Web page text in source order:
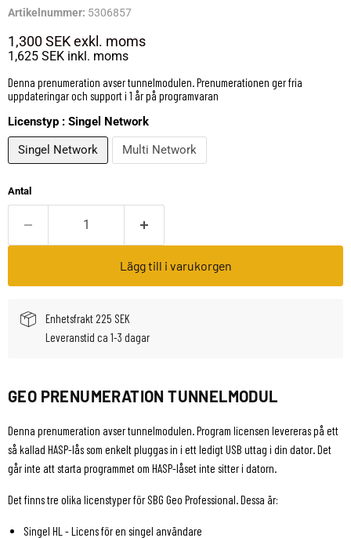
Artikelnummer: 5306857
1,300 SEKexkl. moms
1,625 SEK inkl. moms
Denna prenumeration avser tunnelmodulen. Prenumerationen ger fria
uppdateringar och support i 1 år på programvaran
Licenstyp : Singel Network
Singel Network
Multi Network
Antal
Lägg till i varukorgen
Enhetsfrakt 225 SEK
Leveranstid ca 1-3 dagar
GEO PRENUMERATION TUNNELMODUL
Denna prenumeration avser tunnelmodulen. Program licensen levereras på ett
så kallad HASP-lås som enkelt pluggas in i ett ledigt USB uttag i din dator. Det
går inte att starta programmet om HASP-låset inte sitter i datorn.
Det finns tre olika licenstyper för SBG Geo Professional. Dessa är:
Singel HL - Licens för en singel användare